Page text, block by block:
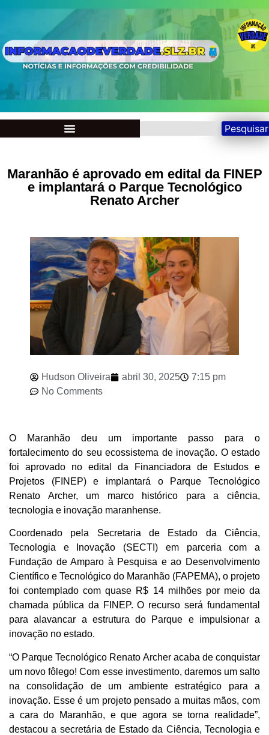
Pesquisar
Maranhão é aprovado em edital da FINEP
e implantará o Parque Tecnológico
Renato Archer
Hudson Oliveira abril 30, 2025
7:15 pm
No Comments
O Maranhão deu um importante passo para o
fortalecimento do seu ecossistema de inovação. O estado
foi aprovado no edital da Financiadora de Estudos e
Projetos (FINEP) e implantará o Parque Tecnológico
Renato Archer, um marco histórico para a ciência,
tecnologia e inovação maranhense.
Coordenado pela Secretaria de Estado da Ciência,
Tecnologia e Inovação (SECTI) em parceria com a
Fundação de Amparo à Pesquisa e ao Desenvolvimento
Científico e Tecnológico do Maranhão (FAPEMA), o projeto
foi contemplado com quase R$ 14 milhões por meio da
chamada pública da FINEP. O recurso será fundamental
para alavancar a estrutura do Parque e impulsionar a
inovação no estado.
“O Parque Tecnológico Renato Archer acaba de conquistar
um novo fôlego! Com esse investimento, daremos um salto
na consolidação de um ambiente estratégico para a
inovação. Esse é um projeto pensado a muitas mãos, com
a cara do Maranhão, e que agora se torna realidade”,
destacou a secretária de Estado da Ciência, Tecnologia e